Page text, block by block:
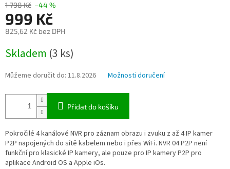
1 798 Kč –44 %
999 Kč
825,62 Kč bez DPH
cena:
Skladem (3 ks)
Můžeme doručit do: 11.8.2026 Možnosti doručení
Přidat do košíku
Pokročilé 4 kanálové NVR pro záznam obrazu i zvuku z až 4 IP kamer
P2P napojených do sítě kabelem nebo i přes WiFi. NVR 04 P2P není
funkční pro klasické IP kamery, ale pouze pro IP kamery P2P pro
aplikace Android OS a Apple iOs.